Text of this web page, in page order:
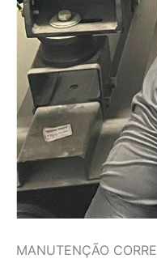
MANUTENÇÃO